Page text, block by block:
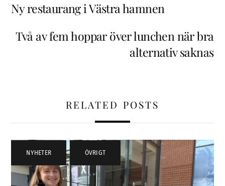
Ny restaurang i Västra hamnen
Två av fem hoppar över lunchen när bra
alternativ saknas
RELATED POSTS
NYHETER , ÖVRIGT